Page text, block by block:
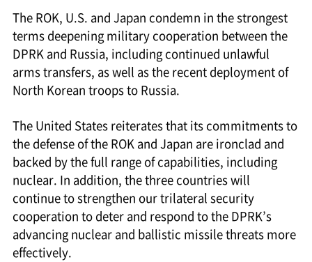
The ROK, U.S. and Japan condemn in the strongest
terms deepening military cooperation between the
DPRK and Russia, including continued unlawful
arms transfers, as well as the recent deployment of
North Korean troops to Russia.
The United States reiterates that its commitments to
the defense of the ROK and Japan are ironclad and
backed by the full range of capabilities, including
nuclear. In addition, the three countries will
continue to strengthen our trilateral security
cooperation to deter and respond to the DPRK’s
advancing nuclear and ballistic missile threats more
effectively.